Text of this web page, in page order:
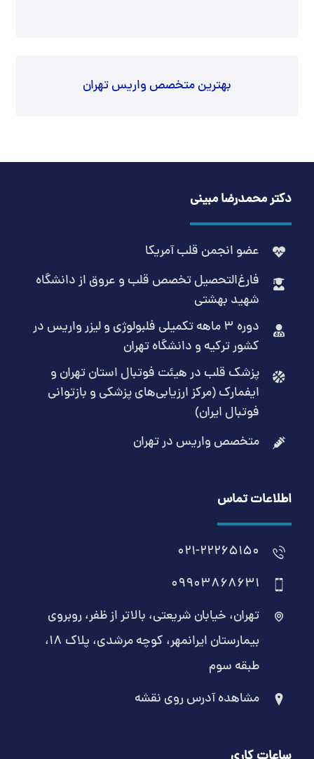
بهترین متخصص واریس تهران
دکتر محمدرضا مبینی
عضو انجمن قلب آمریکا
فارغ‌التحصیل تخصص قلب و عروق از دانشگاه
شهید بهشتی
دوره 3 ماهه تکمیلی فلبولوژی و لیزر واریس در
کشور ترکیه و دانشگاه تهران
پزشک قلب در هیئت فوتبال استان تهران و
ایفمارک (مرکز ارزیابی‌های پزشکی و بازتوانی
فوتبال ایران)
متخصص واریس در تهران
اطلاعات تماس
021-22265150
09903868631
تهران، خیابان شریعتی، بالاتر از ظفر، روبروی
بیمارستان ایرانمهر، کوچه مرشدی، پلاک ۱۸،
طبقه سوم
مشاهده آدرس روی نقشه